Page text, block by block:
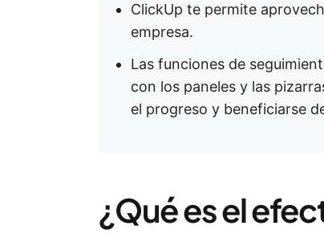
ClickUp te permite
empresa.
Las funciones de
con los paneles y las
el progreso y beneficiarse
¿Qué es el